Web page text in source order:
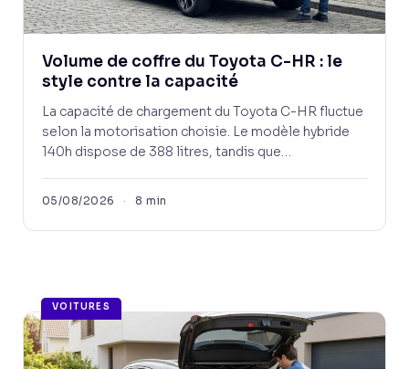
Volume de coffre du Toyota C-HR : le
style contre la capacité
La capacité de chargement du Toyota C-HR fluctue
selon la motorisation choisie. Le modèle hybride
140h dispose de 388 litres, tandis que…
05/08/2026 · 8 min
VOITURES